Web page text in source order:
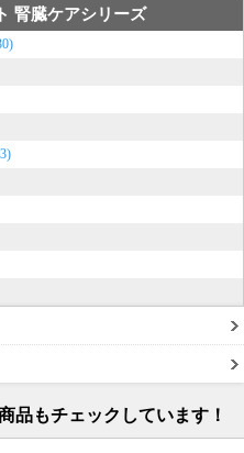
腎臓ケアシリーズ
品もチェックしています！